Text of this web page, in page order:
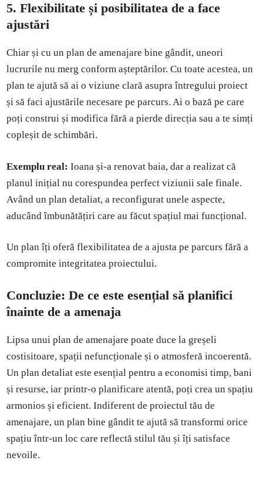
5. Flexibilitate și posibilitatea de a face
ajustări
Chiar și cu un plan de amenajare bine gândit, uneori
lucrurile nu merg conform așteptărilor. Cu toate acestea, un
plan te ajută să ai o viziune clară asupra întregului proiect
și să faci ajustările necesare pe parcurs. Ai o bază pe care
poți construi și modifica fără a pierde direcția sau a te simți
copleșit de schimbări.
Exemplu real: Ioana și-a renovat baia, dar a realizat că
planul inițial nu corespundea perfect viziunii sale finale.
Având un plan detaliat, a reconfigurat unele aspecte,
aducând îmbunătățiri care au făcut spațiul mai funcțional.
Un plan îți oferă flexibilitatea de a ajusta pe parcurs fără a
compromite integritatea proiectului.
Concluzie: De ce este esențial să planifici
înainte de a amenaja
Lipsa unui plan de amenajare poate duce la greșeli
costisitoare, spații nefuncționale și o atmosferă incoerentă.
Un plan detaliat este esențial pentru a economisi timp, bani
și resurse, iar printr-o planificare atentă, poți crea un spațiu
armonios și eficient. Indiferent de proiectul tău de
amenajare, un plan bine gândit te ajută să transformi orice
spațiu într-un loc care reflectă stilul tău și îți satisface
nevoile.